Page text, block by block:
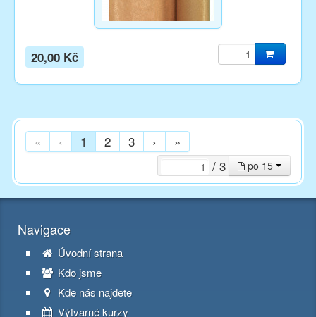
20,00 Kč
« ‹ 1 2 3 › »
po 15
/ 3
Navigace
Úvodní strana
Kdo jsme
Kde nás najdete
Výtvarné kurzy